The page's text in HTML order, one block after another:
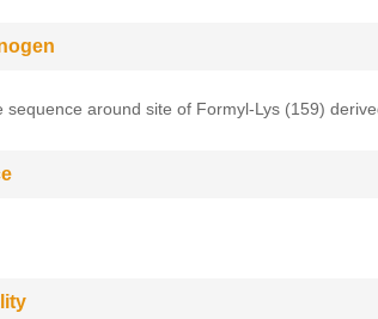
sequence around site of Formyl-Lys (159)